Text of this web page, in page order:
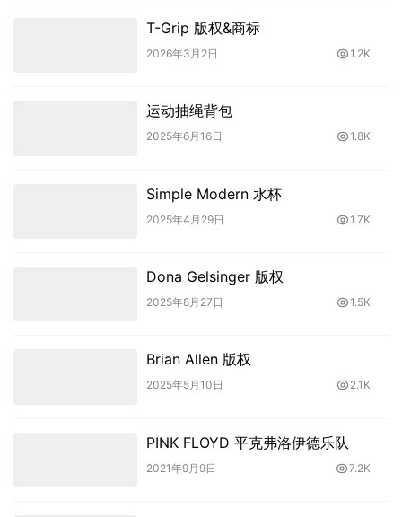
T-Grip 版权&商标
2026年3月2日 1.2K
运动抽绳背包
2025年6月16日 1.8K
Simple Modern 水杯
2025年4月29日 1.7K
Dona Gelsinger 版权
2025年8月27日 1.5K
Brian Allen 版权
2025年5月10日 2.1K
PINK FLOYD 平克弗洛伊德乐队
2021年9月9日 7.2K